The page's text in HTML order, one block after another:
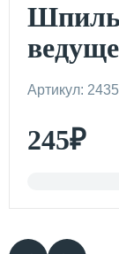
Артикул:
245₽